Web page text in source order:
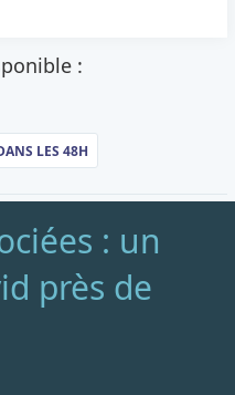
:
LES 48H
: un
près de